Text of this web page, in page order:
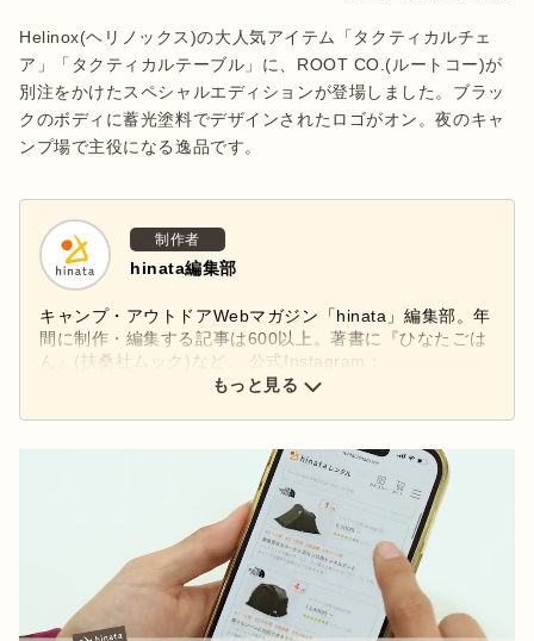
Helinox(ヘリノックス)の大人気アイテム「タクティカルチェ
ア」「タクティカルテーブル」に、ROOT CO.(ルートコー)が
別注をかけたスペシャルエディションが登場しました。ブラッ
クのボディに蓄光塗料でデザインされたロゴがオン。夜のキャ
ンプ場で主役になる逸品です。
制作者
hinata編集部
キャンプ・アウトドアWebマガジン「hinata」編集部。年
間に制作・編集する記事は600以上。著書に『ひなたごは
ん』(扶桑社ムック)など。 公式Instagram：
もっと見る